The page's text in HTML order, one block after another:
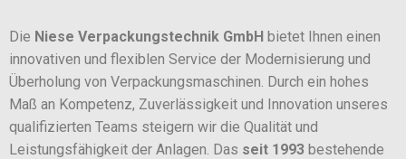
Die Niese Verpackungstechnik GmbH bietet Ihnen einen
innovativen und flexiblen Service der Modernisierung und
Überholung von Verpackungsmaschinen. Durch ein hohes
Maß an Kompetenz, Zuverlässigkeit und Innovation unseres
qualifizierten Teams steigern wir die Qualität und
Leistungsfähigkeit der Anlagen. Das seit 1993 bestehende